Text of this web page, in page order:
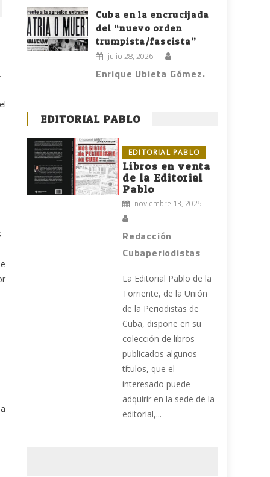
Cuba en la encrucijada
del “nuevo orden
trumpista/fascista”
julio 28, 2026
Enrique Ubieta Gómez.
EDITORIAL PABLO
EDITORIAL PABLO
Libros en venta
de la Editorial
Pablo
noviembre 13, 2025
Redacción
Cubaperiodistas
La Editorial Pablo de la
Torriente, de la Unión
de la Periodistas de
Cuba, dispone en su
colección de libros
publicados algunos
títulos, que el
interesado puede
adquirir en la sede de la
editorial,...